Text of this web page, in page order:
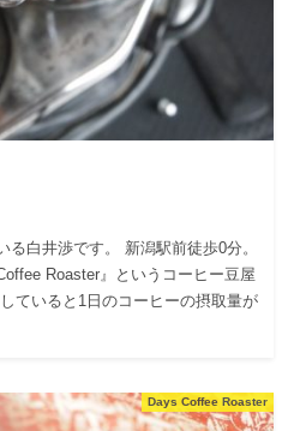
白井渉です。 新潟駅前徒歩0分。
Roaster』というコーヒー豆屋
ていると1日のコーヒーの摂取量が
Days Coffee Roaster